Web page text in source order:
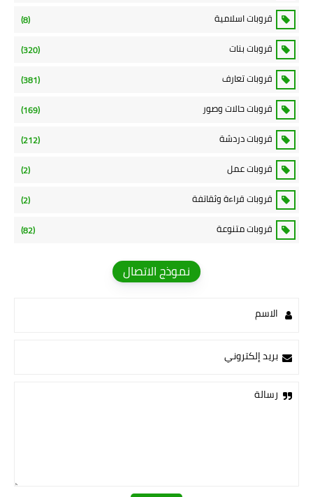
قروبات اسلامية (8)
قروبات بنات (320)
قروبات تعارف (381)
قروبات حالات وصور (169)
قروبات دردشة (212)
قروبات عمل (2)
قروبات قراءة وثقاتفة (2)
قروبات متنوعة (82)
نموذج الاتصال
الاسم
بريد إلكتروني
رسالة